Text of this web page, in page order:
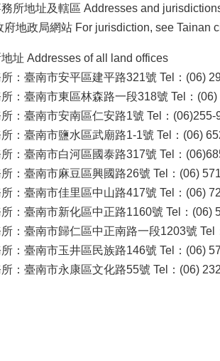
所地址及轄區 Addresses and
府地政局網站 For jurisdiction, see Tainan
址 Addresses of all land offices
：臺南市安平區建平路321號 Tel：(06)
：臺南市東區林森路一段318號 Tel：
：臺南市安南區仁安路1號 Tel：
：臺南市鹽水區武廟路1-1號 Tel：(06)
：臺南市白河區國泰路317號 Tel：
：臺南市麻豆區興國路26號 Tel：(06)
：臺南市佳里區中山路417號 Tel：(06)
：臺南市新化區中正路1160號 Tel：(06)
：臺南市歸仁區中正南路一段1203號
：臺南市玉井區民族路146號 Tel：(06)
：臺南市永康區文化路55號 Tel：(06)